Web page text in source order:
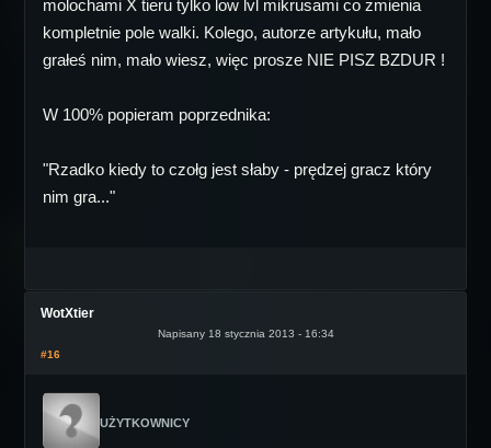
molochami X tieru tylko low lvl mikrusami co zmienia
kompletnie pole walki. Kolego, autorze artykułu, mało
grałeś nim, mało wiesz, więc prosze NIE PISZ BZDUR !
W 100% popieram poprzednika:
"Rzadko kiedy to czołg jest słaby - prędzej gracz który
nim gra..."
WotXtier
Napisany 18 stycznia 2013 - 16:34
#16
UŻYTKOWNICY